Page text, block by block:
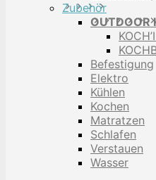
Zubehör
OUTDOOR
Befestigung
Elektro
Kühlen
Kochen
Matratzen
Schlafen
Verstauen
Wasser